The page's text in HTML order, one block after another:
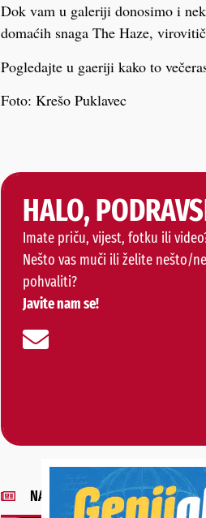
Dok vam u galeriji donosimo i
domaćih snaga The Haze,
Pogledajte u gaeriji kako to
Foto: Krešo Puklavec
HALO,
Imate priču, vijest, fotku ili
Nešto vas muči ili želite nešto/
pohvaliti?
Javite nam se!
NAJNOVIJE VIJESTI